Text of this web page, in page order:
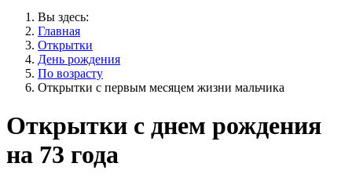
Вы здесь:
Главная
Открытки
День рождения
По возрасту
Открытки с первым месяцем жизни мальчика
Открытки с днем рождения
на 73 года